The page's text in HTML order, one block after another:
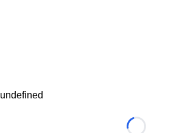
undefined